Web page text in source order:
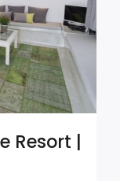
Resort |